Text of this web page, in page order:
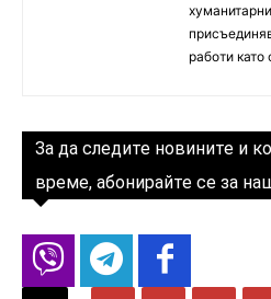
работи
За да следите новините и
време, абонирайте се за